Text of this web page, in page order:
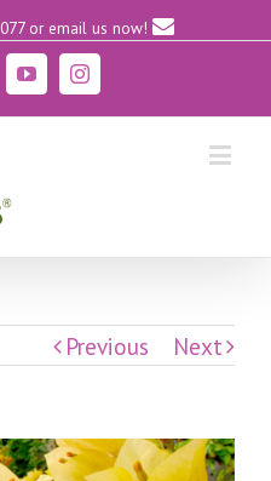
or email us now!
YouTubeInstagram
Previous Next